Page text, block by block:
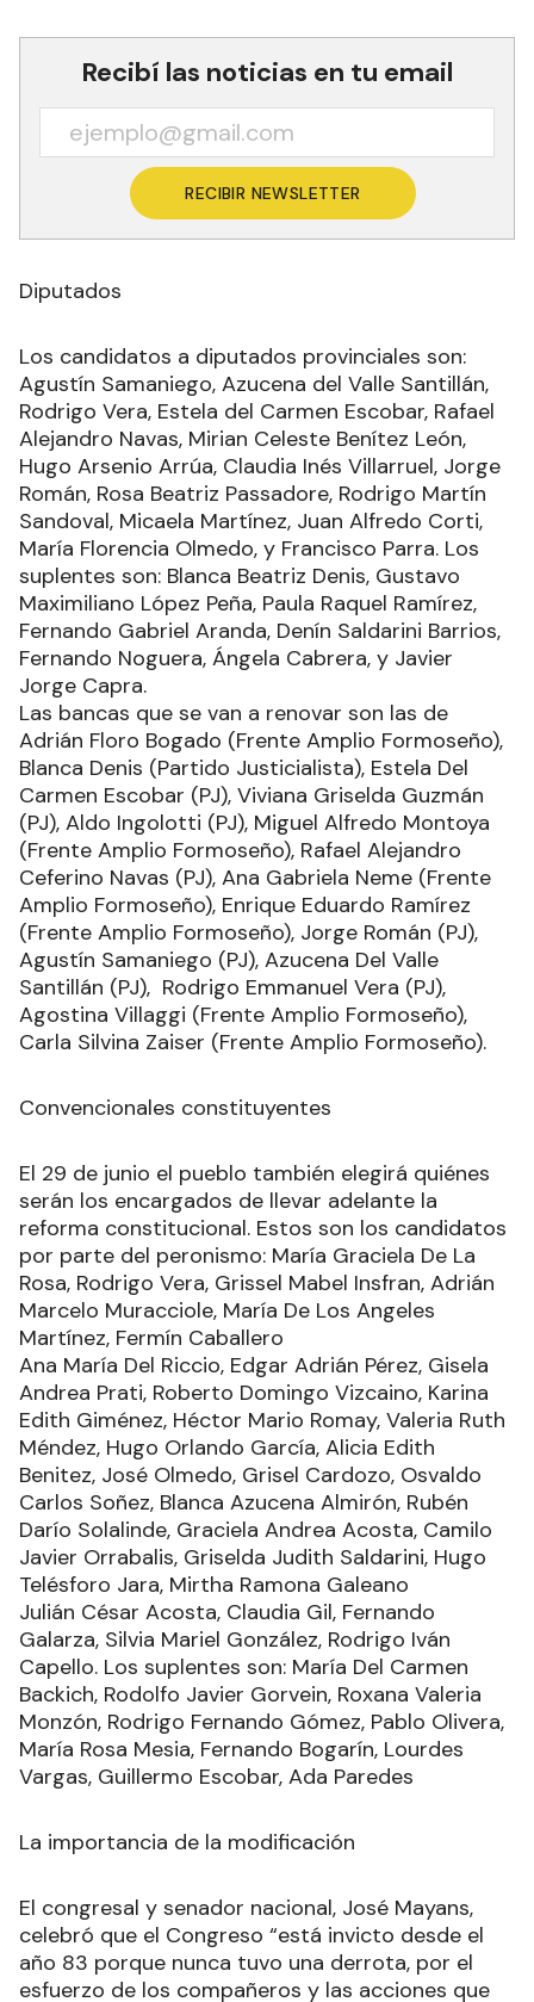
Recibí las noticias en tu email
RECIBIR NEWSLETTER
Diputados
Los candidatos a diputados provinciales son:
Agustín Samaniego, Azucena del Valle Santillán,
Rodrigo Vera, Estela del Carmen Escobar, Rafael
Alejandro Navas, Mirian Celeste Benítez León,
Hugo Arsenio Arrúa, Claudia Inés Villarruel, Jorge
Román, Rosa Beatriz Passadore, Rodrigo Martín
Sandoval, Micaela Martínez, Juan Alfredo Corti,
María Florencia Olmedo, y Francisco Parra. Los
suplentes son: Blanca Beatriz Denis, Gustavo
Maximiliano López Peña, Paula Raquel Ramírez,
Fernando Gabriel Aranda, Denín Saldarini Barrios,
Fernando Noguera, Ángela Cabrera, y Javier
Jorge Capra.
Las bancas que se van a renovar son las de
Adrián Floro Bogado (Frente Amplio Formoseño),
Blanca Denis (Partido Justicialista), Estela Del
Carmen Escobar (PJ), Viviana Griselda Guzmán
(PJ), Aldo Ingolotti (PJ), Miguel Alfredo Montoya
(Frente Amplio Formoseño), Rafael Alejandro
Ceferino Navas (PJ), Ana Gabriela Neme (Frente
Amplio Formoseño), Enrique Eduardo Ramírez
(Frente Amplio Formoseño), Jorge Román (PJ),
Agustín Samaniego (PJ), Azucena Del Valle
Santillán (PJ), Rodrigo Emmanuel Vera (PJ),
Agostina Villaggi (Frente Amplio Formoseño),
Carla Silvina Zaiser (Frente Amplio Formoseño).
Convencionales constituyentes
El 29 de junio el pueblo también elegirá quiénes
serán los encargados de llevar adelante la
reforma constitucional. Estos son los candidatos
por parte del peronismo: María Graciela De La
Rosa, Rodrigo Vera, Grissel Mabel Insfran, Adrián
Marcelo Muracciole, María De Los Angeles
Martínez, Fermín Caballero
Ana María Del Riccio, Edgar Adrián Pérez, Gisela
Andrea Prati, Roberto Domingo Vizcaino, Karina
Edith Giménez, Héctor Mario Romay, Valeria Ruth
Méndez, Hugo Orlando García, Alicia Edith
Benitez, José Olmedo, Grisel Cardozo, Osvaldo
Carlos Soñez, Blanca Azucena Almirón, Rubén
Darío Solalinde, Graciela Andrea Acosta, Camilo
Javier Orrabalis, Griselda Judith Saldarini, Hugo
Telésforo Jara, Mirtha Ramona Galeano
Julián César Acosta, Claudia Gil, Fernando
Galarza, Silvia Mariel González, Rodrigo Iván
Capello. Los suplentes son: María Del Carmen
Backich, Rodolfo Javier Gorvein, Roxana Valeria
Monzón, Rodrigo Fernando Gómez, Pablo Olivera,
María Rosa Mesia, Fernando Bogarín, Lourdes
Vargas, Guillermo Escobar, Ada Paredes
La importancia de la modificación
El congresal y senador nacional, José Mayans,
celebró que el Congreso “está invicto desde el
año 83 porque nunca tuvo una derrota, por el
esfuerzo de los compañeros y las acciones que